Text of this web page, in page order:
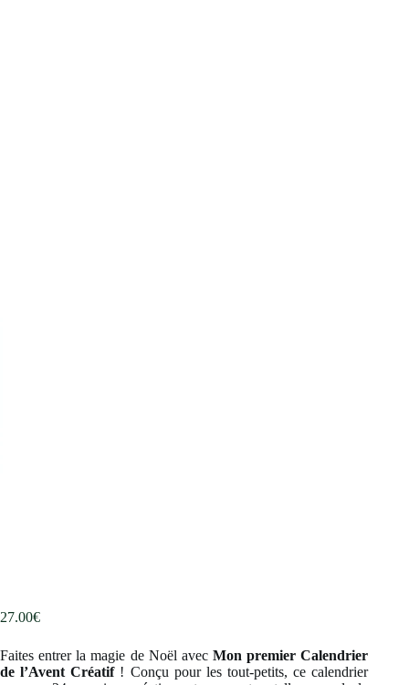
27.00€
Faites entrer la magie de Noël avec Mon premier Calendrier
de l’Avent Créatif! Conçu pour les tout-petits, ce calendrier